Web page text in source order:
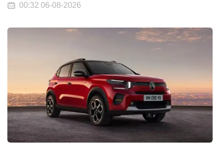
00:32 06-08-2026